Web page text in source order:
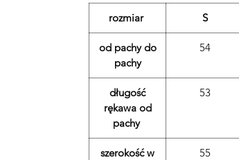
rozmiar S
od pachy do
pachy
54
długość
rękawa od
pachy
53
szerokość w
55